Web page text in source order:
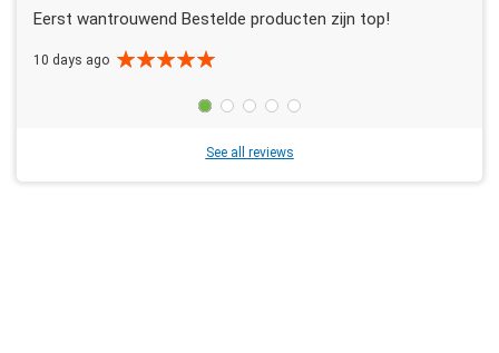
Eerst wantrouwend Bestelde producten zijn top!
10 days ago
See all reviews